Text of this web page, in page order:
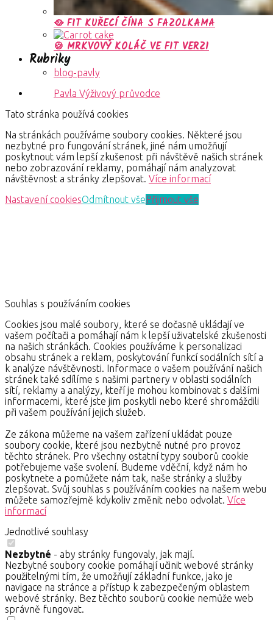
🥘 FIT KUŘECÍ ČÍNA S FAZOLKAMA
🍪 MRKVOVÝ KOLÁČ VE FIT VERZI
Rubriky
blog-pavly
Pavla Výživový průvodce
Tato stránka používá cookies
Na stránkách používáme soubory cookies. Některé jsou
nezbytné pro fungování stránek, jiné nám umožňují
poskytnout vám lepší zkušenost při návštěvě našich stránek
nebo zobrazování reklamy, pomáhají nám analyzovat
návštěvnost a stránky zlepšovat. Více informací
Nastavení cookiesOdmítnout všePřijmout vše
Souhlas s používáním cookies
Cookies jsou malé soubory, které se dočasně ukládají ve
vašem počítači a pomáhají nám k lepší uživatelské zkušenosti
na našich stránkách. Cookies používáme k personalizaci
obsahu stránek a reklam, poskytování funkcí sociálních sítí a
k analýze návštěvnosti. Informace o vašem používání našich
stránek také sdílíme s našimi partnery v oblasti sociálních
sítí, reklamy a analýzy, kteří je mohou kombinovat s dalšími
informacemi, které jste jim poskytli nebo které shromáždili
při vašem používání jejich služeb.
Ze zákona můžeme na vašem zařízení ukládat pouze
soubory cookie, které jsou nezbytně nutné pro provoz
těchto stránek. Pro všechny ostatní typy souborů cookie
potřebujeme vaše svolení. Budeme vděční, když nám ho
poskytnete a pomůžete nám tak, naše stránky a služby
zlepšovat. Svůj souhlas s používáním cookies na našem webu
můžete samozřejmě kdykoliv změnit nebo odvolat. Více
informací
Jednotlivé souhlasy
Nezbytné - aby stránky fungovaly, jak mají.
Nezbytné soubory cookie pomáhají učinit webové stránky
použitelnými tím, že umožňují základní funkce, jako je
navigace na stránce a přístup k zabezpečeným oblastem
webové stránky. Bez těchto souborů cookie nemůže web
správně fungovat.